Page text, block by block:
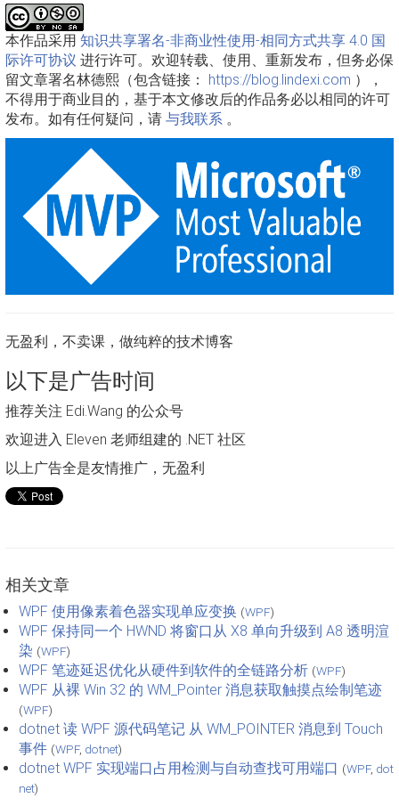
本作品采用 知识共享署名-非商业性使用-相同方式共享 4.0 国
际许可协议 进行许可。欢迎转载、使用、重新发布，但务必保
留文章署名林德熙（包含链接： https://blog.lindexi.com ），
不得用于商业目的，基于本文修改后的作品务必以相同的许可
发布。如有任何疑问，请 与我联系 。
无盈利，不卖课，做纯粹的技术博客
以下是广告时间
推荐关注 Edi.Wang 的公众号
欢迎进入 Eleven 老师组建的 .NET 社区
以上广告全是友情推广，无盈利
相关文章
WPF 使用像素着色器实现单应变换 (WPF)
WPF 保持同一个 HWND 将窗口从 X8 单向升级到 A8 透明渲
染 (WPF)
WPF 笔迹延迟优化从硬件到软件的全链路分析 (WPF)
WPF 从裸 Win 32 的 WM_Pointer 消息获取触摸点绘制笔迹
(WPF)
dotnet 读 WPF 源代码笔记 从 WM_POINTER 消息到 Touch
事件 (WPF, dotnet)
dotnet WPF 实现端口占用检测与自动查找可用端口 (WPF, dot
net)